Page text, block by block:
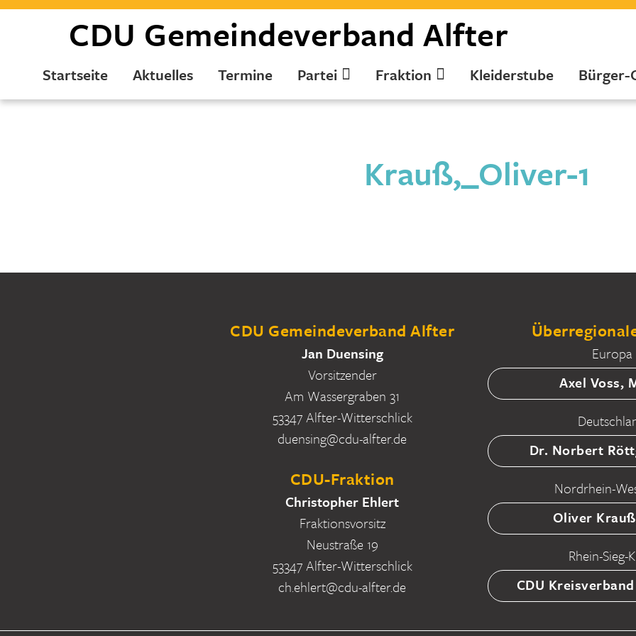
CDU Gemeindeverband Alfter
Startseite Aktuelles Termine Partei Fraktion Kleiderstube Bürger-
Krauß,_Oliver-1
CDU Gemeindeverband Alfter
Jan Duensing
Vorsitzender
Am Wassergraben 31
53347 Alfter-Witterschlick
duensing@cdu-alfter.de
CDU-Fraktion
Christopher Ehlert
Fraktionsvorsitz
Neustraße 19
53347 Alfter-Witterschlick
ch.ehlert@cdu-alfter.de
Europa
Axel Voss,
Dr. Norbert
Nordrhein-
Oliver
Rhein-Sieg-
CDU